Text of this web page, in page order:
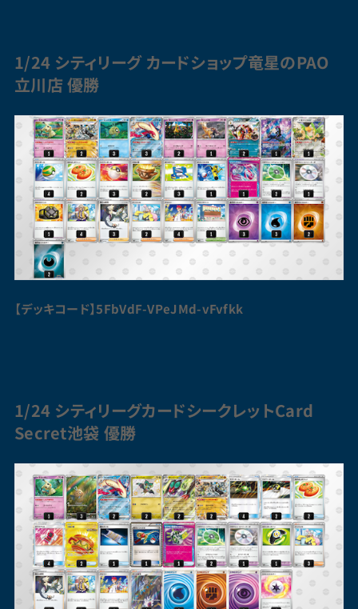
1/24 シティリーグ カードショップ竜星のPAO
立川店 優勝
【デッキコード】5FbVdF-VPeJMd-vFvfkk
1/24 シティリーグカードシークレットCard
Secret池袋 優勝